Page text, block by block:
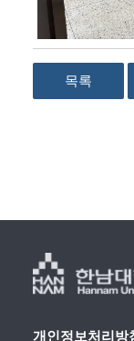
목록
개인정보처리방